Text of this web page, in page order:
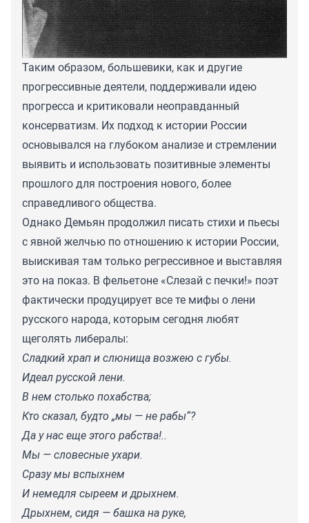
Таким образом, большевики, как и другие
прогрессивные деятели, поддерживали идею
прогресса и критиковали неоправданный
консерватизм. Их подход к истории России
основывался на глубоком анализе и стремлении
выявить и использовать позитивные элементы
прошлого для построения нового, более
справедливого общества.
Однако Демьян продолжил писать стихи и пьесы
с явной желчью по отношению к истории России,
выискивая там только регрессивное и выставляя
это на показ. В фельетоне «Слезай с печки!» поэт
фактически продуцирует все те мифы о лени
русского народа, которым сегодня любят
щеголять либералы:
Сладкий храп и слюнища возжею с губы.
Идеал русской лени.
В нем столько похабства;
Кто сказал, будто „мы — не рабы“?
Да у нас еще этого рабства!..
Мы — словесные ухари.
Сразу мы вспыхнем
И немедля сыреем и дрыхнем.
Дрыхнем, сидя — башка на руке,